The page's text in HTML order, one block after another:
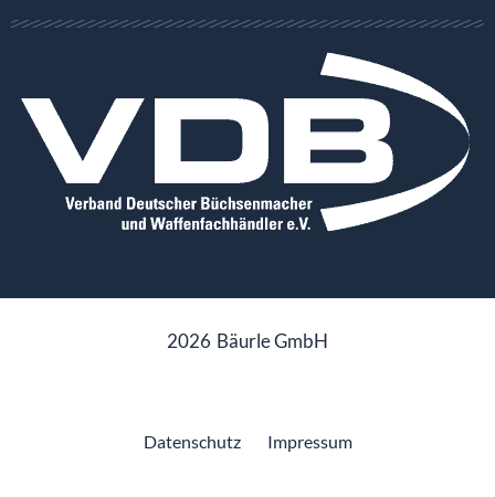
2026 Bäurle GmbH
Datenschutz Impressum